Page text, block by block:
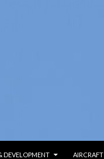
DEVELOPMENT AIRCRAFT